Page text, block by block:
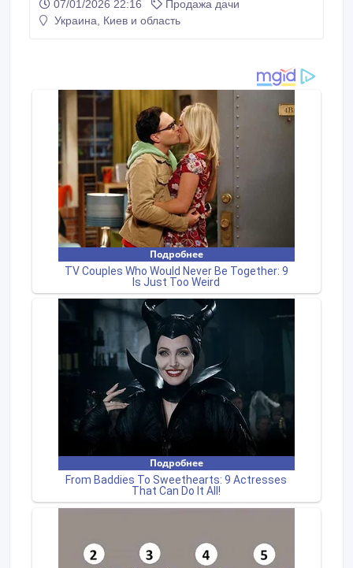
области.Консультация специалиста по выбору
лучшего варианта под Ваш бюджет.Узнайте
07/01/2026 22:16
Продажа дачи
Украина, Киев и область